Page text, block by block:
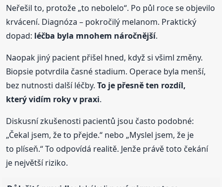
Neřešil to, protože „to nebolelo“. Po půl roce se objevilo
krvácení. Diagnóza – pokročilý melanom. Praktický
dopad: léčba byla mnohem náročnější.
Naopak jiný pacient přišel hned, když si všiml změny.
Biopsie potvrdila časné stadium. Operace byla menší,
bez nutnosti další léčby.To je přesně ten rozdíl,
který vidím roky v praxi.
Diskusní zkušenosti pacientů jsou často podobné:
„Čekal jsem, že to přejde.“ nebo „Myslel jsem, že je
to plíseň.“ To odpovídá realitě. Jenže právě toto čekání
je největší riziko.